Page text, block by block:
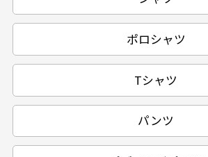
ポロシャツ
Tシャツ
パンツ